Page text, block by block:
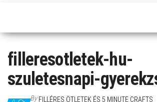
filleresotletek-hu-
szuletesnapi-
By FILLÉRES ÖTLETEK ÉS 5 MINUTE CRAFTS